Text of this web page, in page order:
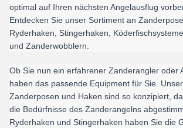
optimal auf Ihren nächsten Angelausflug
Entdecken Sie unser Sortiment an
Ryderhaken, Stingerhaken,
und Zanderwobblern.
Ob Sie nun ein erfahrener Zanderangler oder
haben das passende Equipment für Sie.
Zanderposen und Haken sind so konzipiert,
die Bedürfnisse des Zanderangelns
Ryderhaken und Stingerhaken haben Sie die